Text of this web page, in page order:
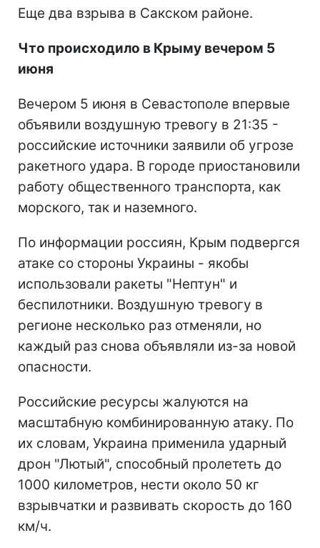
Еще два взрыва в Сакском районе.
Что происходило в Крыму вечером 5
июня
Вечером 5 июня в Севастополе впервые
объявили воздушную тревогу в 21:35 -
российские источники заявили об угрозе
ракетного удара. В городе приостановили
работу общественного транспорта, как
морского, так и наземного.
По информации россиян, Крым подвергся
атаке со стороны Украины - якобы
использовали ракеты "Нептун" и
беспилотники. Воздушную тревогу в
регионе несколько раз отменяли, но
каждый раз снова объявляли из-за новой
опасности.
Российские ресурсы жалуются на
масштабную комбинированную атаку. По
их словам, Украина применила ударный
дрон "Лютый", способный пролететь до
1000 километров, нести около 50 кг
взрывчатки и развивать скорость до 160
км/ч.